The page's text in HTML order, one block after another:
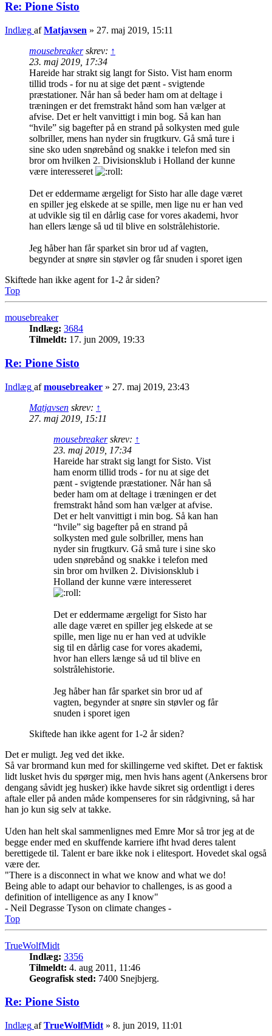
Re: Pione Sisto
Indlæg afMatjavsen » 27. maj 2019, 15:11
mousebreakerskrev: ↑
23. maj 2019, 17:34
Hareide har strakt sig langt for Sisto. Vist ham enorm
tillid trods - for nu at sige det pænt - svigtende
præstationer. Når han så beder ham om at deltage i
træningen er det fremstrakt hånd som han vælger at
afvise. Det er helt vanvittigt i min bog. Så kan han
“hvile” sig bagefter på en strand på solkysten med gule
solbriller, mens han nyder sin frugtkurv. Gå små ture i
sine sko uden snørebånd og snakke i telefon med sin
bror om hvilken 2. Divisionsklub i Holland der kunne
være interesseret
Det er eddermame ærgeligt for Sisto har alle dage været
en spiller jeg elskede at se spille, men lige nu er han ved
at udvikle sig til en dårlig case for vores akademi, hvor
han ellers længe så ud til blive en solstrålehistorie.
Jeg håber han får sparket sin bror ud af vagten,
begynder at snøre sin støvler og får snuden i sporet igen
Skiftede han ikke agent for 1-2 år siden?
Top
mousebreaker
Indlæg: 3684
Tilmeldt: 17. jun 2009, 19:33
Re: Pione Sisto
Indlæg afmousebreaker » 27. maj 2019, 23:43
Matjavsen skrev: ↑
27. maj 2019, 15:11
mousebreakerskrev: ↑
23. maj 2019, 17:34
Hareide har strakt sig langt for Sisto. Vist
ham enorm tillid trods - for nu at sige det
pænt - svigtende præstationer. Når han så
beder ham om at deltage i træningen er det
fremstrakt hånd som han vælger at afvise.
Det er helt vanvittigt i min bog. Så kan han
“hvile” sig bagefter på en strand på
solkysten med gule solbriller, mens han
nyder sin frugtkurv. Gå små ture i sine sko
uden snørebånd og snakke i telefon med
sin bror om hvilken 2. Divisionsklub i
Holland der kunne være interesseret
Det er eddermame ærgeligt for Sisto har
alle dage været en spiller jeg elskede at se
spille, men lige nu er han ved at udvikle
sig til en dårlig case for vores akademi,
hvor han ellers længe så ud til blive en
solstrålehistorie.
Jeg håber han får sparket sin bror ud af
vagten, begynder at snøre sin støvler og får
snuden i sporet igen
Skiftede han ikke agent for 1-2 år siden?
Det er muligt. Jeg ved det ikke.
Så var brormand kun med for skillingerne ved skiftet. Det er faktisk
lidt lusket hvis du spørger mig, men hvis hans agent (Ankersens bror
dengang såvidt jeg husker) ikke havde sikret sig ordentligt i deres
aftale eller på anden måde kompenseres for sin rådgivning, så har
han jo kun sig selv at takke.
Uden han helt skal sammenlignes med Emre Mor så tror jeg at de
begge ender med en skuffende karriere ifht hvad deres talent
berettigede til. Talent er bare ikke nok i elitesport. Hovedet skal også
være der.
"There is a disconnect in what we know and what we do!
Being able to adapt our behavior to challenges, is as good a
definition of intelligence as any I know"
- Neil Degrasse Tyson on climate changes -
Top
TrueWolfMidt
Indlæg: 3356
Tilmeldt: 4. aug 2011, 11:46
Geografisk sted: 7400 Snejbjerg.
Re: Pione Sisto
Indlæg afTrueWolfMidt » 8. jun 2019, 11:01